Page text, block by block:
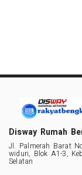
Disway Rumah
Jl. Palmerah Barat
widuri, Blok A1-3,
Selatan